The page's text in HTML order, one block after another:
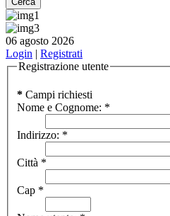
06 agosto 2026
Login | Registrati
Registrazione utente
* Campi richiesti
Nome e Cognome: *
Indirizzo: *
Città *
Cap *